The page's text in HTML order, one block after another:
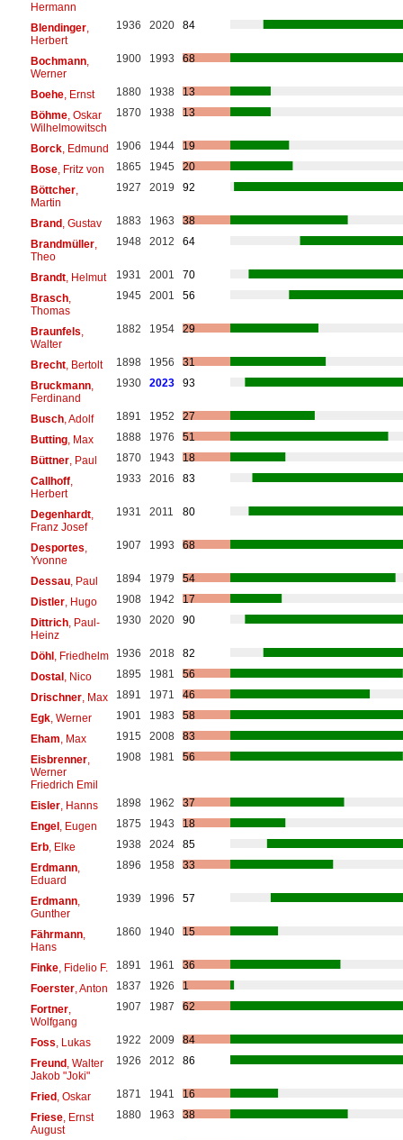
Hermann
Blendinger,
Herbert
1936 2020 84
Bochmann,
Werner
1900 1993 68
Boehe, Ernst 1880 1938
13
Böhme, Oskar
Wilhelmowitsch
1870 1938 13
Borck, Edmund 1906 1944
19
Bose, Fritz von 1865 1945
20
Böttcher,
Martin
1927 2019 92
Brand, Gustav 1883 1963
38
Brandmüller,
Theo
1948 2012 64
Brandt, Helmut 1931 2001
70
Brasch,
Thomas
1945 2001 56
Braunfels
Walter
1882 1954 29
Brecht, Bertolt 1898 1956
31
Bruckmann,
Ferdinand
1930 2023 93
Busch, Adolf 1891 1952
27
Butting, Max 1888 1976
51
Büttner, Paul 1870 1943
18
Callhoff,
Herbert
1933 2016 83
Degenhardt,
Franz Josef
1931 2011 80
Desportes
Yvonne
1907 1993 68
Dessau, Paul 1894 1979
54
Distler, Hugo 1908 1942
17
Dittrich, Paul-
Heinz
1930 2020 90
Döhl, Friedhelm 1936 2018
82
Dostal, Nico 1895 1981
56
Drischner, Max 1891 1971
46
Egk, Werner 1901 1983
58
Eham , Max 1915 2008
83
Eisbrenner,
Werner
Friedrich Emil
1908 1981 56
Eisler, Hanns 1898 1962
37
Engel, Eugen 1875 1943
18
Erb, Elke 1938 2024
85
Erdmann,
Eduard
1896 1958 33
Erdmann,
Gunther
1939 1996 57
Fährmann,
Hans
1860 1940 15
Finke, Fidelio F. 1891 1961
36
Foerster, Anton 1837 1926
1
Fortner,
Wolfgang
1907 1987 62
Foss , Lukas 1922 2009
84
Freund, Walter
Jakob "Joki"
1926 2012 86
Fried, Oskar 1871 1941
16
Friese, Ernst
August
1880 1963 38